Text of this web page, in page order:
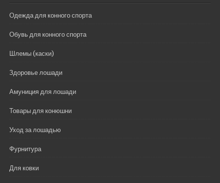
Одежда для конного спорта
Обувь для конного спорта
Шлемы (каски)
Здоровье лошади
Амуниция для лошади
Товары для конюшни
Уход за лошадью
Фурнитура
Для ковки